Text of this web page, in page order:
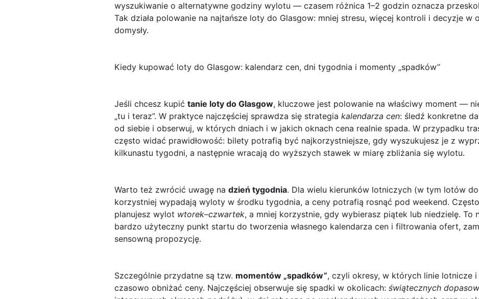
wyszukiwanie o alternatywne godziny wylotu — czasem różnica 1–2 godzin oznacza
Tak działa polowanie na najtańsze loty do Glasgow: mniej stresu, więcej kontroli i decyzje w
domysły.
Kiedy kupować loty do Glasgow: kalendarz cen, dni tygodnia i momenty „spadków”
Jeśli chcesz kupić tanie loty do Glasgow, kluczowe jest polowanie na właściwy moment —
„tu i teraz”. W praktyce najczęściej sprawdza się strategia kalendarza cen: śledź konkretne
od siebie i obserwuj, w których dniach i w jakich oknach cena realnie spada. W przypadku
często widać prawidłowość: bilety potrafią być najkorzystniejsze, gdy wyszukujesz je z
kilkunastu tygodni, a następnie wracają do wyższych stawek w miarę zbliżania się wylotu.
Warto też zwrócić uwagę na dzień tygodnia. Dla wielu kierunków lotniczych (w tym lotów
korzystniej wypadają wyloty w środku tygodnia, a ceny potrafią rosnąć pod weekend.
planujesz wylot wtorek–czwartek, a mniej korzystnie, gdy wybierasz piątek lub niedzielę. To
bardzo użyteczny punkt startu do tworzenia własnego kalendarza cen i filtrowania ofert,
sensowną propozycję.
Szczególnie przydatne są tzw. momentów „spadków”, czyli okresy, w których linie lotnicze
czasowo obniżać ceny. Najczęściej obserwuje się spadki w okolicach: świątecznych